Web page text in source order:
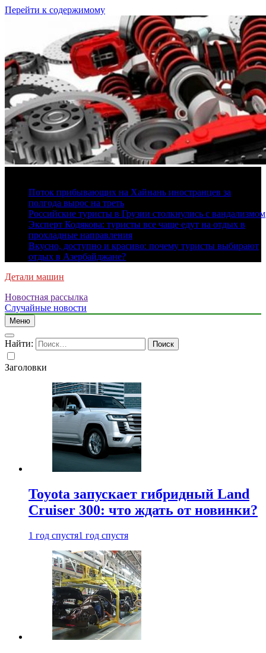
Перейти к содержимому
Поток прибывающих на Хайнань иностранцев за
полгода вырос на треть
Российские туристы в Грузии столкнулись с вандализмом
Эксперт Кодякова: туристы все чаще едут на отдых в
прохладные направления
Вкусно, доступно и красиво: почему туристы выбирают
отдых в Азербайджане?
Детали машин
Новостная рассылка
Случайные новости
Меню
Найти:
Заголовки
Toyota запускает гибридный Land
Cruiser 300: что ждать от новинки?
1 год спустя1 год спустя